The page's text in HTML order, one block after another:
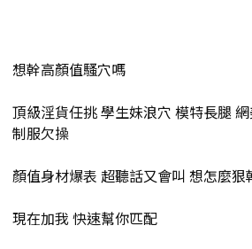
想幹高顏值騷穴嗎
頂級淫貨任挑 學生妹浪穴 模特長腿
制服欠操
顏值身材爆表 超聽話又會叫 想怎麼狠
現在加我 快速幫你匹配